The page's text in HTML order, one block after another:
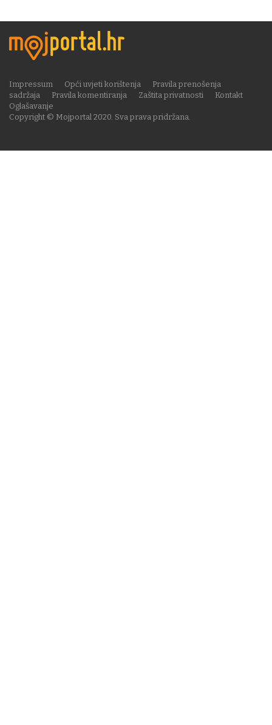
Copyright © Mojportal 2020. Sva prava pridržana.
Impressum Opći uvjeti korištenja
Pravila prenošenja
sadržaja
Pravila komentiranja Zaštita privatnosti
Kontakt
Oglašavanje